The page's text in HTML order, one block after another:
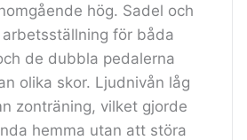
hög. Sadel och
för båda
de dubbla pedalerna
olika skor. Ljudnivån låg
zonträning, vilket gjorde
hemma utan att störa